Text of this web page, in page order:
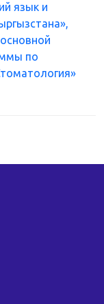
язык и
по